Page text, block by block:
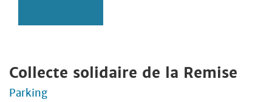
Collecte solidaire de la Remise
Parking